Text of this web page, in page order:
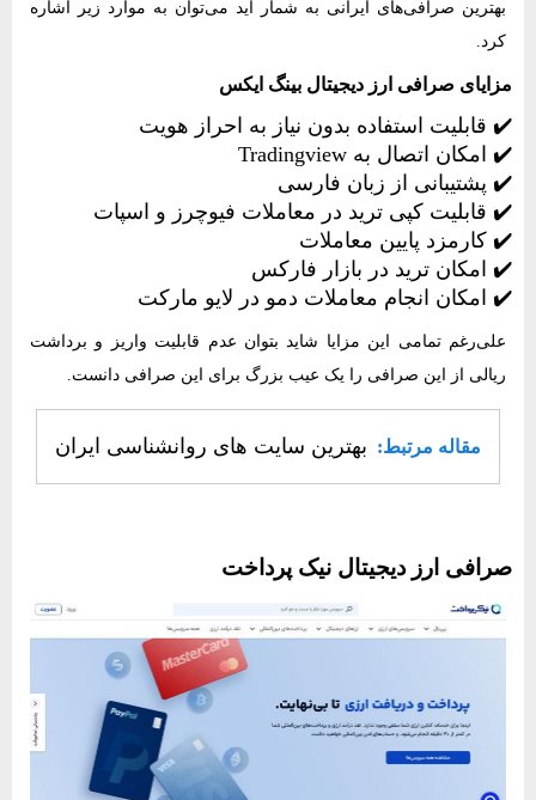
بهترین صرافی‌های ایرانی به شمار آید می‌توان به موارد زیر اشاره
کرد.
مزایای صرافی ارز دیجیتال بینگ ایکس
✔️ قابلیت استفاده بدون نیاز به احراز هویت
✔️ امکان اتصال به Tradingview
✔️ پشتیبانی از زبان فارسی
✔️ قابلیت کپی ترید در معاملات فیوچرز و اسپات
✔️ کارمزد پایین معاملات
✔️ امکان ترید در بازار فارکس
✔️ امکان انجام معاملات دمو در لایو مارکت
علی‌رغم تمامی این مزایا شاید بتوان عدم قابلیت واریز و برداشت
ریالی از این صرافی را یک عیب بزرگ برای این صرافی دانست.
مقاله مرتبط: بهترین سایت های روانشناسی ایران
صرافی ارز دیجیتال نیک‌ پرداخت